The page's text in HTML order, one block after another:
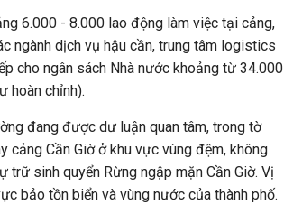
6.000 - 8.000 lao động làm việc tại cảng,
ngành dịch vụ hậu cần, trung tâm logistics
cho ngân sách Nhà nước khoảng từ 34.000
hoàn chỉnh).
đang được dư luận quan tâm, trong tờ
cảng Cần Giờ ở khu vực vùng đệm, không
sinh quyển Rừng ngập mặn Cần Giờ. Vị
bảo tồn biển và vùng nước của thành phố.